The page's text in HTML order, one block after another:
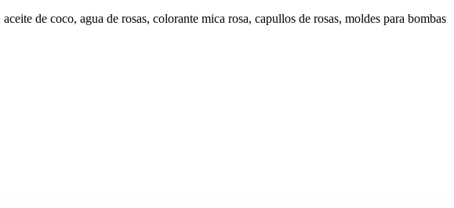
de coco, agua de rosas, colorante mica rosa, capullos de rosas, moldes para bombas